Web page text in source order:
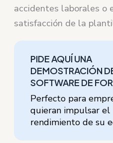
accidentes laborales o
satisfacción de la
PIDE AQUÍ UNA
DEMOSTRACIÓN
SOFTWARE DE
Perfecto para
quieran impulsar el
rendimiento de su